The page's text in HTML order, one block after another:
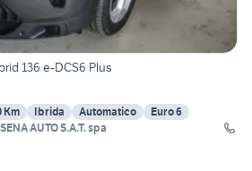
136 e-DCS6 Plus
Km Ibrida Automatico
Euro 6
PULZONI CESENA AUTO S.A.T. spa